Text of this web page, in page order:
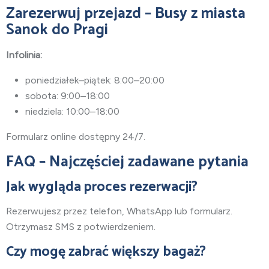
Zarezerwuj przejazd – Busy z miasta
Sanok do Pragi
Infolinia:
poniedziałek–piątek: 8:00–20:00
sobota: 9:00–18:00
niedziela: 10:00–18:00
Formularz online dostępny 24/7.
FAQ – Najczęściej zadawane pytania
Jak wygląda proces rezerwacji?
Rezerwujesz przez telefon, WhatsApp lub formularz.
Otrzymasz SMS z potwierdzeniem.
Czy mogę zabrać większy bagaż?